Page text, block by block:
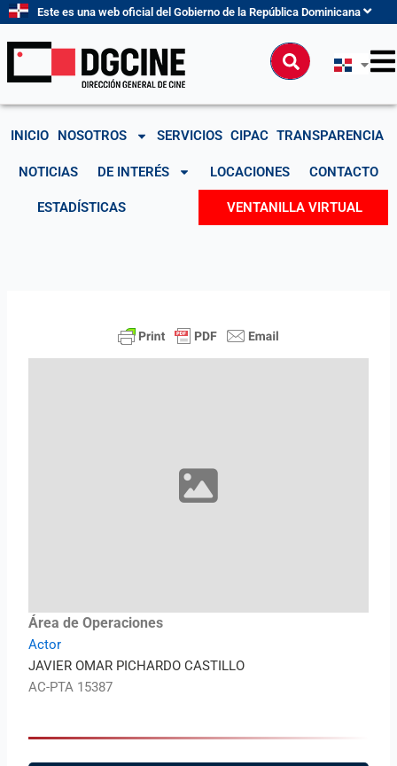
contenido
Este es una web oficial del Gobierno de la República Dominicana
Buscar
INICIO NOSOTROS SERVICIOS CIPAC TRANSPARENCIA
NOTICIAS DE INTERÉS LOCACIONES CONTACTO
ESTADÍSTICAS VENTANILLA VIRTUAL
Área de Operaciones
Actor
JAVIER OMAR PICHARDO CASTILLO
AC-PTA 15387